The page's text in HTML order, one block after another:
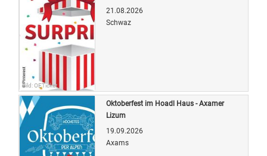
Bild: OETicket
21.08.2026
Schwaz
Oktoberfest im Hoadl Haus - Axamer
Lizum
19.09.2026
Axams